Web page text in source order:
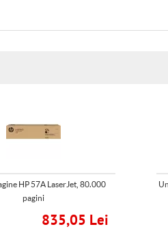
HP 57A LaserJet, 80.000
pagini
835,05 Lei